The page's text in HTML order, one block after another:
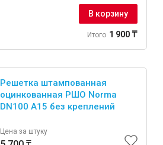
В корзину
Итого 1 900 ₸
Решетка штампованная
оцинкованная РШО Norma
DN100 A15 без креплений
Цена за штуку